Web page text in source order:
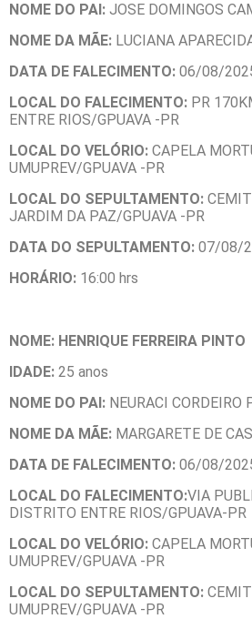
NOME DO PAI: JOSE DOMINGOS
NOME DA MÃE: LUCIANA
DATA DE FALECIMENTO: 06/08/
LOCAL DO FALECIMENTO: PR
ENTRE RIOS/GPUAVA -PR
LOCAL DO VELÓRIO: CAPELA
UMUPREV/GPUAVA -PR
LOCAL DO SEPULTAMENTO:
JARDIM DA PAZ/GPUAVA -PR
DATA DO SEPULTAMENTO: 07/08/
HORÁRIO: 16:00 hrs
NOME: HENRIQUE FERREIRA PINTO
IDADE: 25 anos
NOME DO PAI: NEURACI CORDEIRO
NOME DA MÃE: MARGARETE DE
DATA DE FALECIMENTO: 06/08/
LOCAL DO FALECIMENTO:VIA
DISTRITO ENTRE RIOS/GPUAVA-PR
LOCAL DO VELÓRIO: CAPELA
UMUPREV/GPUAVA -PR
LOCAL DO SEPULTAMENTO:
UMUPREV/GPUAVA -PR